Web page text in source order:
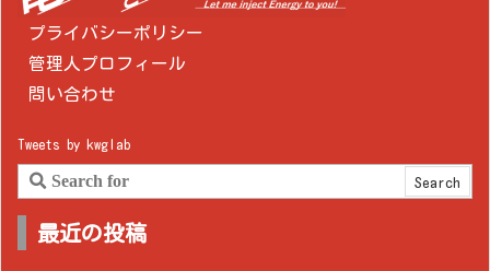
プライバシーポリシー
管理人プロフィール
問い合わせ
Tweets by kwglab
最近の投稿